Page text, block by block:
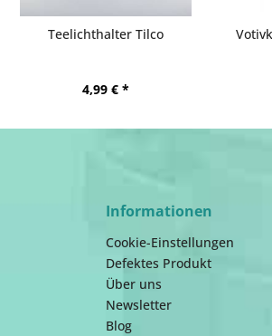
Teelichthalter Tilco
4,99 € *
Informationen
Cookie-Einstellungen
Defektes Produkt
Über uns
Newsletter
Blog